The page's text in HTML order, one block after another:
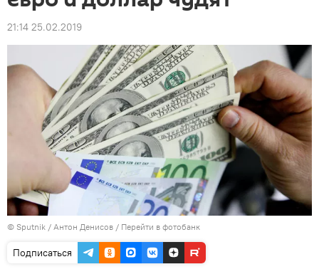
21:14 25.02.2019
© Sputnik / Антон Денисов / Перейти в фотобанк
Подписаться